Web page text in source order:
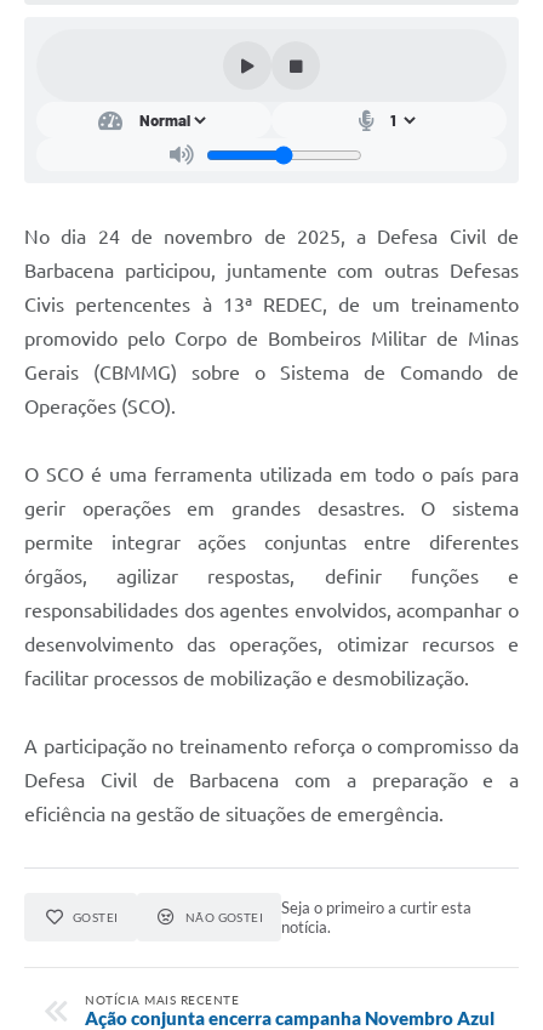
PNAB 2026 - Ciclo 2
Plano Diretor e Mobilidade Urbana
3º Jornada Empreendedora BQ
Festival Gastronômico
Emprega Barbacena
Regularização de bairros
Carta de Serviços
Arquivos para Download
Legislação
Telefones Úteis
Transparência
SIC
No dia 24 de novembro de 2025, a Defesa Civil de
Barbacena participou, juntamente com outras Defesas
Civis pertencentes à 13ª REDEC, de um treinamento
promovido pelo Corpo de Bombeiros Militar de Minas
Gerais (CBMMG) sobre o Sistema de Comando de
Operações (SCO).
O SCO é uma ferramenta utilizada em todo o país para
gerir operações em grandes desastres. O sistema
permite integrar ações conjuntas entre diferentes
órgãos, agilizar respostas, definir funções e
responsabilidades dos agentes envolvidos, acompanhar o
desenvolvimento das operações, otimizar recursos e
facilitar processos de mobilização e desmobilização.
A participação no treinamento reforça o compromisso da
Defesa Civil de Barbacena com a preparação e a
eficiência na gestão de situações de emergência.
GOSTEI NÃO GOSTEI
Seja o primeiro a curtir esta
notícia.
NOTÍCIA MAIS RECENTE
Ação conjunta encerra campanha Novembro Azul